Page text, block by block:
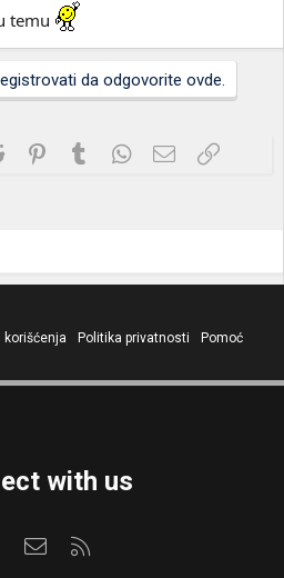
temu
da odgovorite ovde.
Reddit PinterestTumblrWhatsApp
Imejl Link
korišćenja Politika privatnosti
Pomoć
with us
FacebookKontaktirajte nas